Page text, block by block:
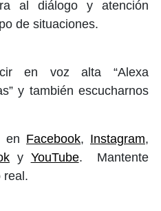
al diálogo y atención
de situaciones.
en voz alta “Alexa
y también escucharnos
en Facebook, Instagram,
y YouTube. Mantente
real.